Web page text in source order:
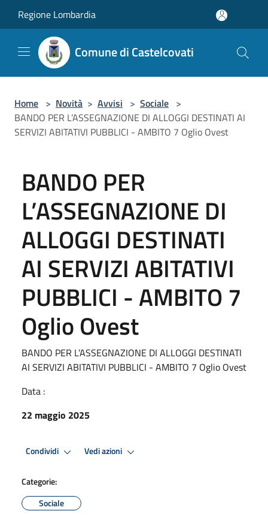
Regione Lombardia
Comune di Castelcovati
Home > Novità > Avvisi > Sociale >
BANDO PER L’ASSEGNAZIONE DI ALLOGGI DESTINATI AI
SERVIZI ABITATIVI PUBBLICI - AMBITO 7 Oglio Ovest
BANDO PER
L’ASSEGNAZIONE DI
ALLOGGI DESTINATI
AI SERVIZI ABITATIVI
PUBBLICI - AMBITO 7
Oglio Ovest
BANDO PER L’ASSEGNAZIONE DI ALLOGGI DESTINATI
AI SERVIZI ABITATIVI PUBBLICI - AMBITO 7 Oglio Ovest
Data :
22 maggio 2025
Condividi Vedi azioni
Categorie:
Sociale